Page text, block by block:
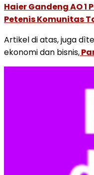
Haier Gandeng AO 1
Petenis Komunitas
Artikel di atas, juga
ekonomi dan bisnis,